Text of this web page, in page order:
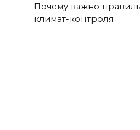
Почему важно
климат-контроля